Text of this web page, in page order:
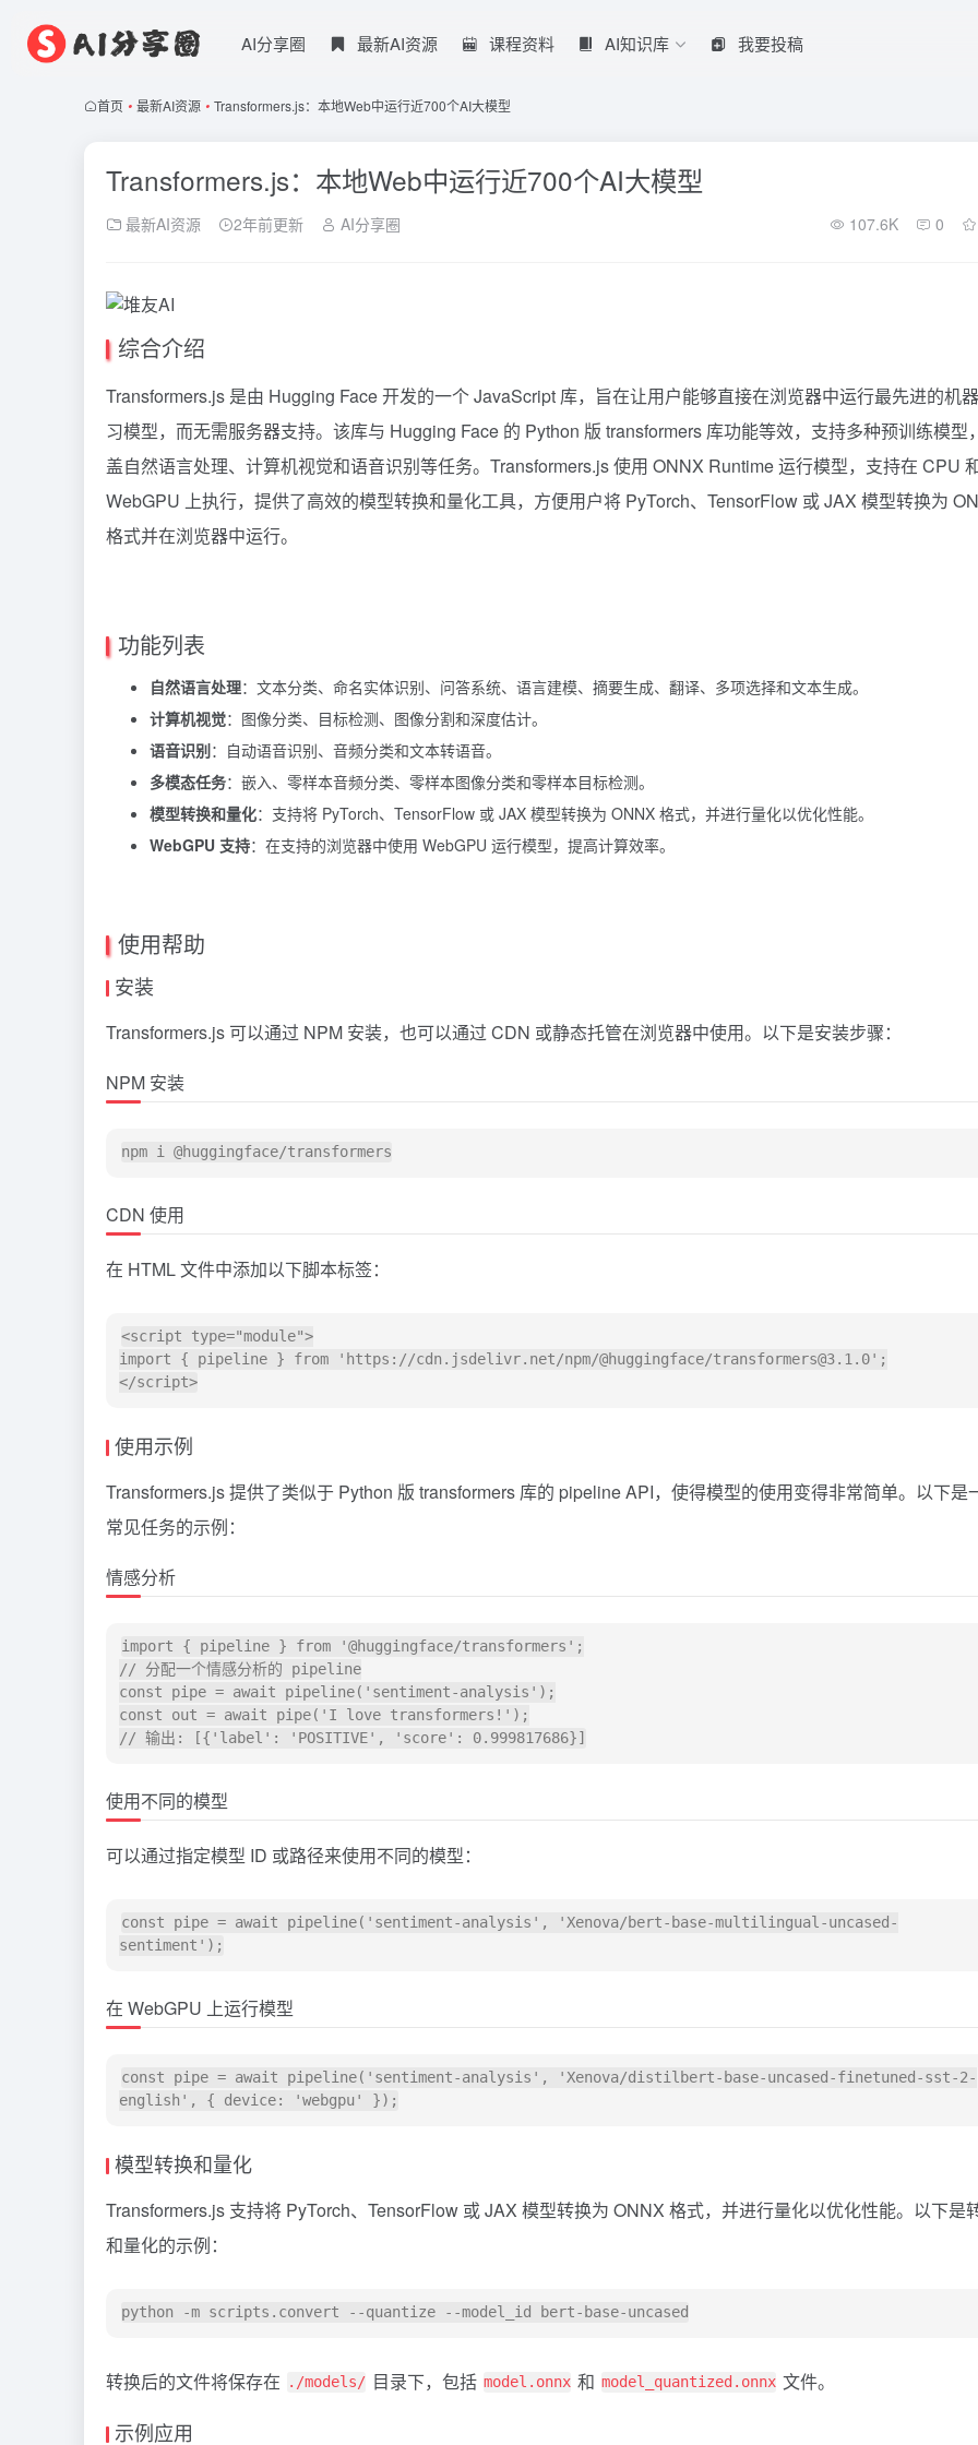
AI分享圈 最新AI资源 课程资料 AI知识库 我要投稿
首页 • 最新AI资源 • Transformers.js：本地Web中运行近700个AI大模型
Transformers.js：本地Web中运行近700个AI大模型
最新AI资源 2年前更新 AI分享圈 107.6K 0
综合介绍
Transformers.js 是由 Hugging Face 开发的一个 JavaScript 库，旨在让用户能够直接在浏览器中运行最先进的机
习模型，而无需服务器支持。该库与 Hugging Face 的 Python 版 transformers 库功能等效，支持多种预训练模型
盖自然语言处理、计算机视觉和语音识别等任务。Transformers.js 使用 ONNX Runtime 运行模型，支持在 CPU
WebGPU 上执行，提供了高效的模型转换和量化工具，方便用户将 PyTorch、TensorFlow 或 JAX 模型转换为
格式并在浏览器中运行。
功能列表
自然语言处理：文本分类、命名实体识别、问答系统、语言建模、摘要生成、翻译、多项选择和文本生成。
计算机视觉：图像分类、目标检测、图像分割和深度估计。
语音识别：自动语音识别、音频分类和文本转语音。
多模态任务：嵌入、零样本音频分类、零样本图像分类和零样本目标检测。
模型转换和量化：支持将 PyTorch、TensorFlow 或 JAX 模型转换为 ONNX 格式，并进行量化以优化性能。
WebGPU 支持：在支持的浏览器中使用 WebGPU 运行模型，提高计算效率。
使用帮助
安装
Transformers.js 可以通过 NPM 安装，也可以通过 CDN 或静态托管在浏览器中使用。以下是安装步骤：
NPM 安装
CDN 使用
在 HTML 文件中添加以下脚本标签：
<script type="module">
import { pipeline } from 'https://cdn.jsdelivr.net/npm/@huggingface/transformers@3.1.0';
使用示例
Transformers.js 提供了类似于 Python 版 transformers 库的 pipeline API，使得模型的使用变得非常简单。以下是
常见任务的示例：
情感分析
import { pipeline } from '@huggingface/transformers';
// 分配一个情感分析的 pipeline
const pipe = await pipeline('sentiment-analysis');
const out = await pipe('I love transformers!');
使用不同的模型
可以通过指定模型 ID 或路径来使用不同的模型：
const pipe = await pipeline('sentiment-analysis', 'Xenova/bert-base-multilingual-uncased-
在 WebGPU 上运行模型
const pipe = await pipeline('sentiment-analysis', 'Xenova/distilbert-base-uncased-finetuned-sst-2-
模型转换和量化
Transformers.js 支持将 PyTorch、TensorFlow 或 JAX 模型转换为 ONNX 格式，并进行量化以优化性能。以下是
和量化的示例：
转换后的文件将保存在 ./models/ 目录下，包括 model.onnx 和 model_quantized.onnx 文件。
示例应用